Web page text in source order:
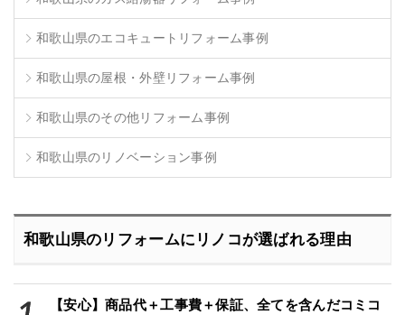
和歌山県のエコキュートリフォーム事例
和歌山県の屋根・外壁リフォーム事例
和歌山県のその他リフォーム事例
和歌山県のリノベーション事例
和歌山県のリフォームにリノコが選ばれる理由
【安心】商品代＋工事費＋保証、全てを含んだコミコ